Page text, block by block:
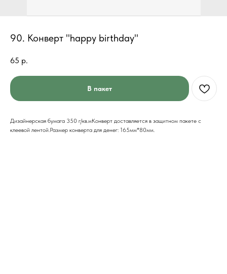
90. Конверт "happy birthday"
65 р.
В пакет
Дизайнерская бумага 350 г/кв.мКонверт доставляется в защитном пакете с
клеевой лентой.Размер конверта для денег: 165мм*80мм.